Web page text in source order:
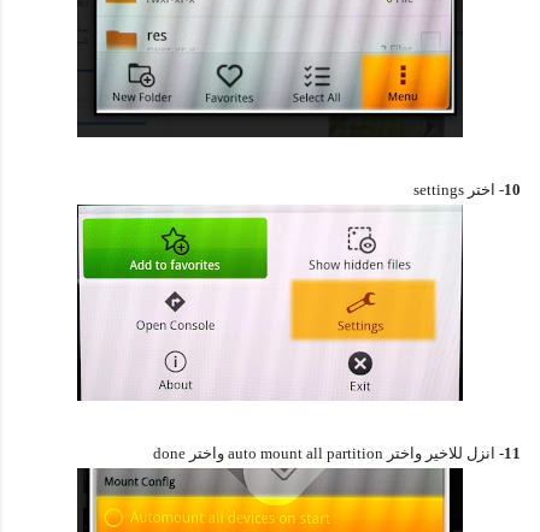
10- اختر settings
11- انزل للاخير واختر auto mount all partition واختر done